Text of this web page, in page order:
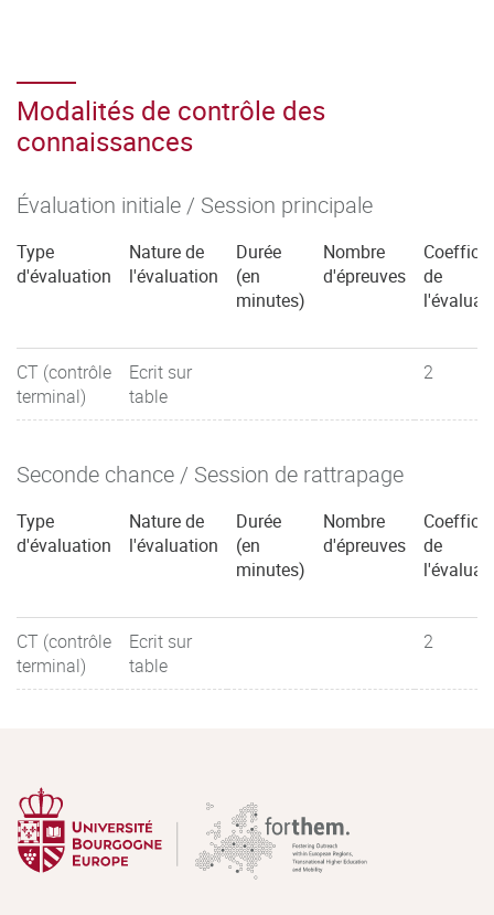
Modalités de contrôle des
connaissances
Évaluation initiale / Session principale
Type
d'évaluation
Nature de
l'évaluation
Durée
(en
minutes)
Nombre
d'épreuves
de
CT (contrôle
terminal)
Ecrit sur
table
2
Seconde chance / Session de rattrapage
Type
d'évaluation
Nature de
l'évaluation
Durée
(en
minutes)
Nombre
d'épreuves
de
CT (contrôle
terminal)
Ecrit sur
table
2